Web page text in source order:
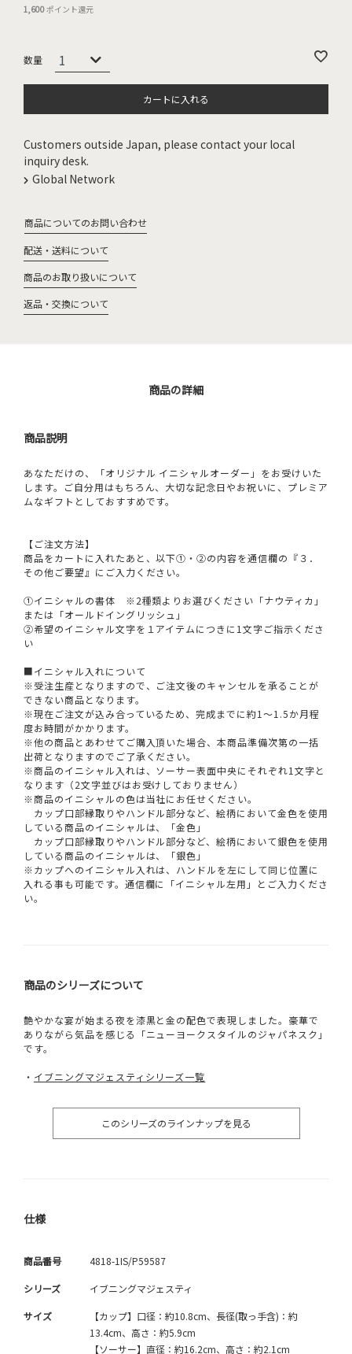
1,600ポイント還元
カートに入れる
Customers outside Japan, please contact your local
inquiry desk.
Global Network
商品についてのお問い合わせ
配送・送料について
商品のお取り扱いについて
返品・交換について
商品の詳細
商品説明
あなただけの、「オリジナル イニシャルオーダー」をお受けいた
します。ご自分用はもちろん、大切な記念日やお祝いに、プレミア
ムなギフトとしておすすめです。
【ご注文方法】
商品をカートに入れたあと、以下①・②の内容を通信欄の『３．
その他ご要望』にご入力ください。
①イニシャルの書体 ※2種類よりお選びください「ナウティカ」
または「オールドイングリッシュ」
②希望のイニシャル文字を１アイテムにつきに1文字ご指示くださ
い
■イニシャル入れについて
※受注生産となりますので、ご注文後のキャンセルを承ることが
できない商品となります。
※現在ご注文が込み合っているため、完成までに約1～1.5か月程
度お時間がかかります。
※他の商品とあわせてご購入頂いた場合、本商品準備次第の一括
出荷となりますのでご了承ください。
※商品のイニシャル入れは、ソーサー表面中央にそれぞれ1文字と
なります（2文字並びはお受けしておりません）
※商品のイニシャルの色は当社にお任せください。
カップ口部縁取りやハンドル部分など、絵柄において金色を使用
している商品のイニシャルは、「金色」
カップ口部縁取りやハンドル部分など、絵柄において銀色を使用
している商品のイニシャルは、「銀色」
※カップへのイニシャル入れは、ハンドルを左にして同じ位置に
入れる事も可能です。通信欄に「イニシャル左用」とご入力くださ
い。
商品のシリーズについて
艶やかな宴が始まる夜を漆黒と金の配色で表現しました。豪華で
ありながら気品を感じる「ニューヨークスタイルのジャパネスク」
です。
・ イブニングマジェスティシリーズ一覧
このシリーズのラインナップを見る
仕様
商品番号 4818-1IS/P59587
シリーズ イブニングマジェスティ
サイズ
【カップ】口径：約10.8cm、長径(取っ手含)：約
13.4cm、高さ：約5.9cm
【ソーサー】直径：約16.2cm、高さ：約2.1cm